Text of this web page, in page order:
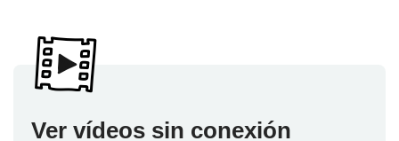
Ver vídeos sin conexión